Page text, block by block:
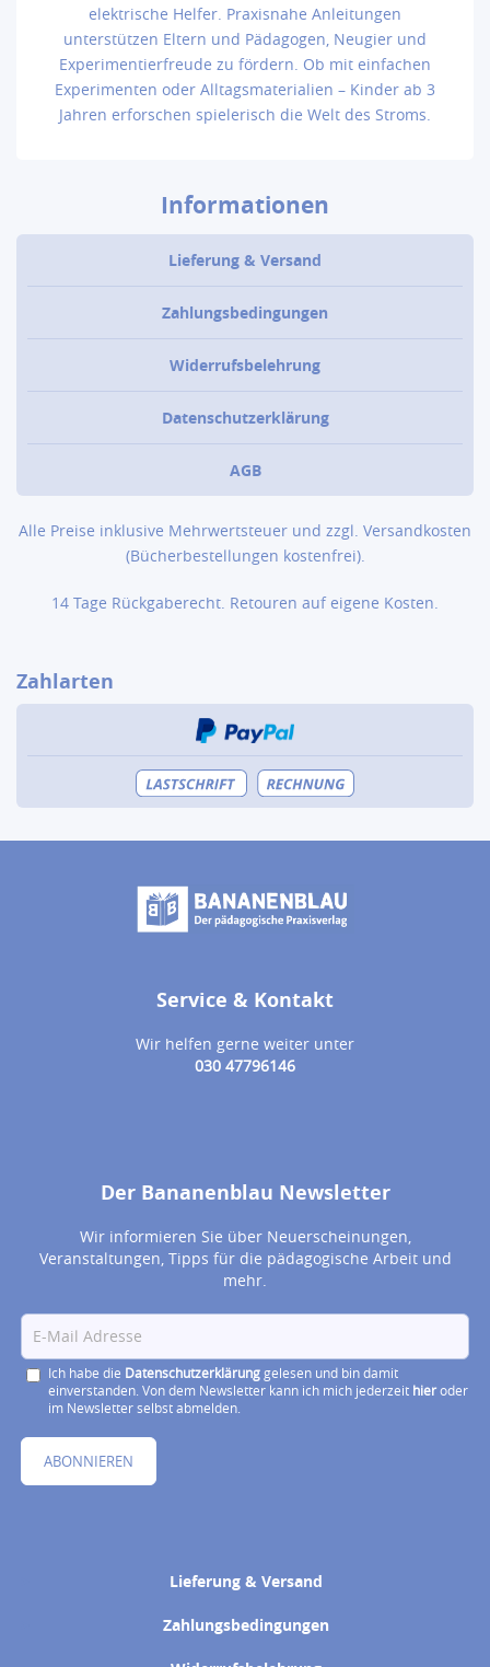
elektrische Helfer. Praxisnahe Anleitungen
unterstützen Eltern und Pädagogen, Neugier und
Experimentierfreude zu fördern. Ob mit einfachen
Experimenten oder Alltagsmaterialien – Kinder ab 3
Jahren erforschen spielerisch die Welt des Stroms.
Informationen
Lieferung & Versand
Zahlungsbedingungen
Widerrufsbelehrung
Datenschutzerklärung
AGB
Alle Preise inklusive Mehrwertsteuer und zzgl. Versandkosten
(Bücher­bestellungen kostenfrei).
14 Tage Rückgaberecht. Retouren auf eigene Kosten.
Zahlarten
Service & Kontakt
Wir helfen gerne weiter unter
030 47796146
Der Bananenblau Newsletter
Wir informieren Sie über Neuerscheinungen,
Veranstaltungen, Tipps für die pädagogische Arbeit und
mehr.
Ich habe die Datenschutzerklärunggelesen und bin damit
einverstanden. Von dem Newsletter kann ich mich jederzeit hieroder
im Newsletter selbst abmelden.
ABONNIEREN
Lieferung & Versand
Zahlungsbedingungen